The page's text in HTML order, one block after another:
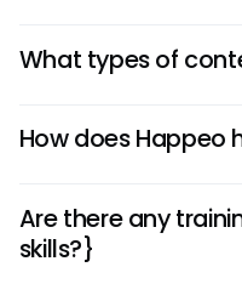
What types of
to retrieve all relevant
How does Happeo
some time to be
searches accordingly.
Are there any
skills?}